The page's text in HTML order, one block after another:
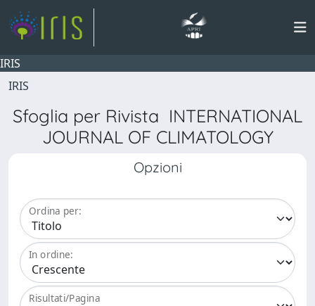
IRIS
IRIS
Sfoglia per Rivista INTERNATIONAL
JOURNAL OF CLIMATOLOGY
Opzioni
Ordina per:
In ordine:
Risultati/Pagina